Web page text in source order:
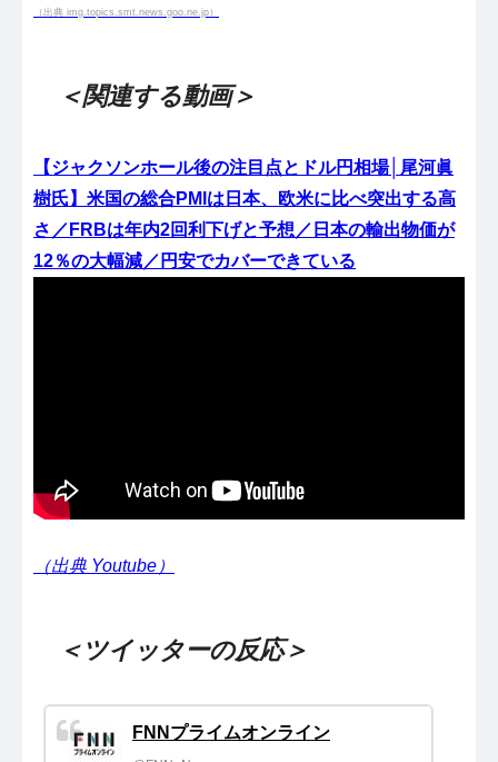
（出典 img.topics.smt.news.goo.ne.jp）
＜関連する動画＞
【ジャクソンホール後の注目点とドル円相場│尾河眞
樹氏】米国の総合PMIは日本、欧米に比べ突出する高
さ／FRBは年内2回利下げと予想／日本の輸出物価が
12％の大幅減／円安でカバーできている
（出典 Youtube）
＜ツイッターの反応＞
FNNプライムオンライン